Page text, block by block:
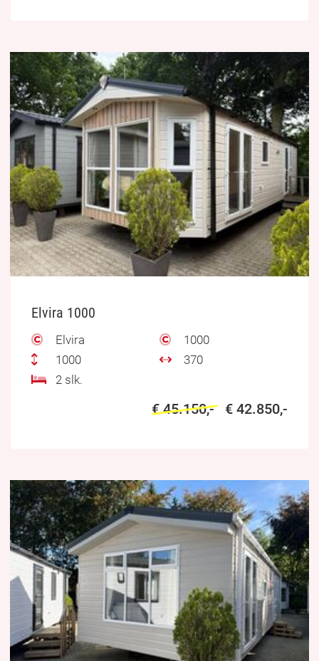
Elvira 1000
Elvira
1000
1000
370
2 slk.
€ 45.150,- € 42.850,-